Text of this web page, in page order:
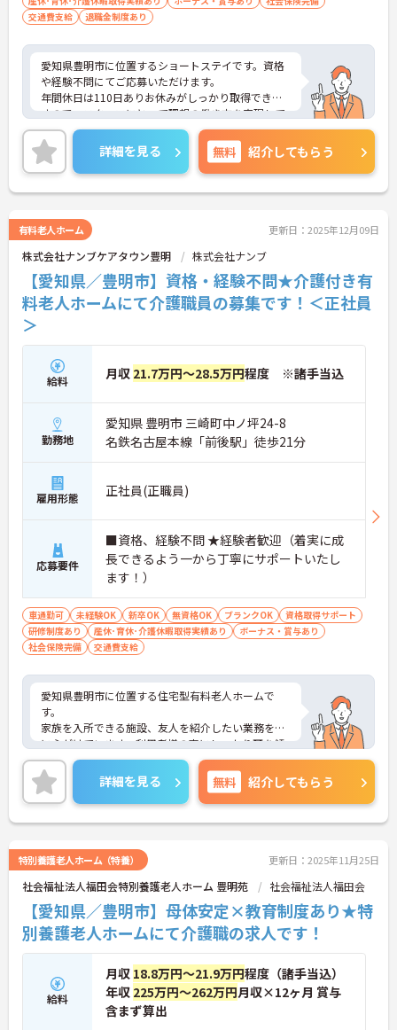
交通費支給
退職金制度あり
愛知県豊明市に位置するショートステイです。資格
や経験不問にてご応募いただけます。
年間休日は110日ありお休みがしっかり取得できま
すので、スタッフにとって理想の働き方を実現して
います。
昇給や賞与制度があり頑張りが評価されてしっかり
と職員に還元されます。
ご興味のある方には、面接対策ポイントなど、さら
に詳細をお話しいたしますのでお気軽にご相談くだ
詳細を見る 無料 紹介してもらう
有料老人ホーム 更新日：2025年12月09日
株式会社ナンブケアタウン豊明 株式会社ナンブ
【愛知県／豊明市】資格・経験不問★介護付き有
料老人ホームにて介護職員の募集です！＜正社員
＞
給料 月収 21.7万円～28.5万円程度 ※諸手当込
勤務地
愛知県 豊明市 三崎町中ノ坪24-8
名鉄名古屋本線「前後駅」徒歩21分
雇用形態 正社員(正職員)
応募要件
■資格、経験不問 ★経験者歓迎（着実に成
長できるよう一から丁寧にサポートいたし
ます！）
車通勤可 未経験OK 新卒OK 無資格OK ブランクOK
資格取得サポート
研修制度あり
産休･育休･介護休暇取得実績あり
ボーナス・賞与あり
社会保険完備
交通費支給
愛知県豊明市に位置する住宅型有料老人ホームで
す。
家族を入所できる施設、友人を紹介したい業務を常
に心がけています。利用者様の声にしっかり耳を傾
けてくださる方、チームワークを大切に働いていた
だける方は大歓迎です！
ご興味をお持ちの方には詳細の情報や面接のポイン
トをお伝えしますのでお気軽にお問い合わせくださ
いませ。
詳細を見る 無料 紹介してもらう
特別養護老人ホーム（特養） 更新日：2025年11月25日
社会福祉法人福田会特別養護老人ホーム 豊明苑 社会福祉法人福田会
【愛知県／豊明市】母体安定×教育制度あり★特
別養護老人ホームにて介護職の求人です！
給料
月収 18.8万円～21.9万円程度（諸手当込）
年収 225万円～262万円月収×12ヶ月 賞与
含まず算出